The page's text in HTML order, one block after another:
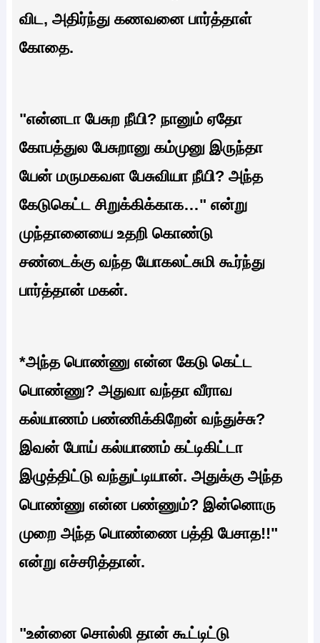
விட, அதிர்ந்து கணவனை பார்த்தாள்
கோதை.
"என்னடா பேசுற நீயி? நானும் ஏதோ
கோபத்துல பேசுறானு கம்முனு இருந்தா
யேன் மருமகவள பேசுவியா நீயி? அந்த
கேடுகெட்ட சிறுக்கிக்காக…" என்று‌
முந்தானையை உதறி கொண்டு
சண்டைக்கு வந்த யோகலட்சுமி கூர்ந்து
பார்த்தான் மகன்.
*அந்த பொண்ணு என்ன கேடு கெட்ட
பொண்ணு? அதுவா வந்தா வீராவ
கல்யாணம் பண்ணிக்கிறேன் வந்துச்சு?
இவன் போய் கல்யாணம் கட்டிகிட்டா
இழுத்திட்டு வந்துட்டியான். அதுக்கு அந்த
பொண்ணு என்ன பண்ணும்? இன்னொரு
முறை அந்த பொண்ணை பத்தி பேசாத!!"
என்று எச்சரித்தான்.
"உன்னை சொல்லி தான் கூட்டிட்டு